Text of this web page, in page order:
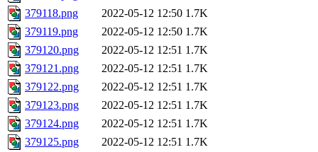
379118.png
2022-05-12 12:50 1.7K
379119.png
2022-05-12 12:50 1.7K
379120.png
2022-05-12 12:51 1.7K
379121.png
2022-05-12 12:51 1.7K
379122.png
2022-05-12 12:51 1.7K
379123.png
2022-05-12 12:51 1.7K
379124.png
2022-05-12 12:51 1.7K
379125.png
2022-05-12 12:51 1.7K